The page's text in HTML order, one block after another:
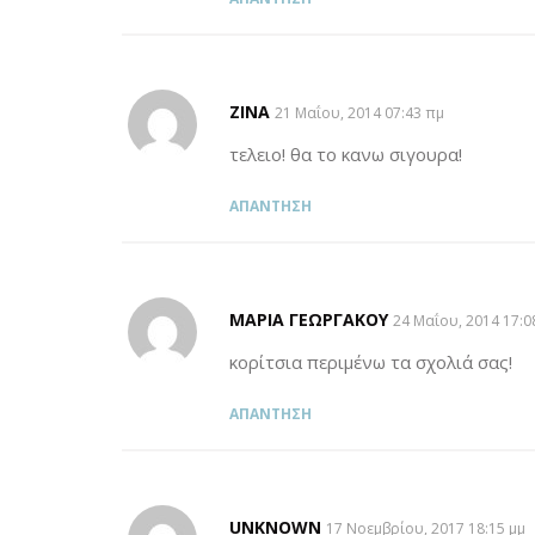
ZINA SAYS:
21 Μαΐου, 2014 07:43 πμ
τελειο! θα το κανω σιγουρα!
ΑΠΆΝΤΗΣΗ
MΑΡΊΑ ΓΕΩΡΓΑΚΟΎSAYS:
24 Μαΐου, 2014
κορίτσια περιμένω τα σχολιά σας!
ΑΠΆΝΤΗΣΗ
UNKNOWN SAYS:
17 Νοεμβρίου, 2017 18:15 μμ